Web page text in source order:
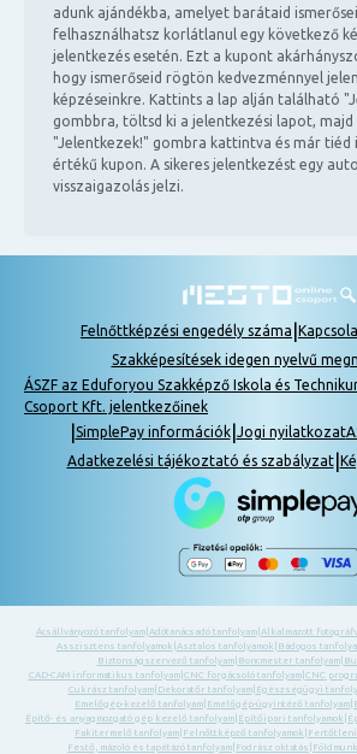
adunk ajándékba, amelyet barátaid
felhasználhatsz korlátlanul egy következő
jelentkezés esetén. Ezt a kupont
hogy ismerőseid rögtön kedvezménnyel
képzéseinkre. Kattints a lap alján található
gombbra, töltsd ki a jelentkezési lapot, majd
"Jelentkezek!" gombra kattintva és már tiéd
értékű kupon. A sikeres jelentkezést egy
visszaigazolás jelzi.
Felnőttképzési engedély száma
Szakképesítések idegen nyelvű
ÁSZF az Eduforyou Szakképző Iskola és
Csoport Kft. jelentkezőinek
SimplePay információk| Jogi nyilatkozat
Adatkezelési tájékoztató és szabályzat|
Ácsállványozó tanfolyam| Adótanácsadó tanfolyam| Alkalmazott
Asszisztens tanfolyamok Asztalos tanfolyamok Bádogos
Biztonságszervező tanfolyam| Boncmester tanfolyam|
CAD-CAM informatikus tanfolyam| CNC forgácsoló tanfolyam| CNC
Cukrász tanfolyam| Dekoratőr tanfolyam| Egészségügyi
Emelőgép-kezelő tanfolyam Emelőgép-ügyintéző tanfolyam
Építő- és anyagmozgató gép kezelő tanfolyam Építőipari tanfolyamok
Fakitermelő tanfolyam Felnőttképző tanfolyamok
Festő, mázoló és tapétázó tanfolyam Fodrász oktatás